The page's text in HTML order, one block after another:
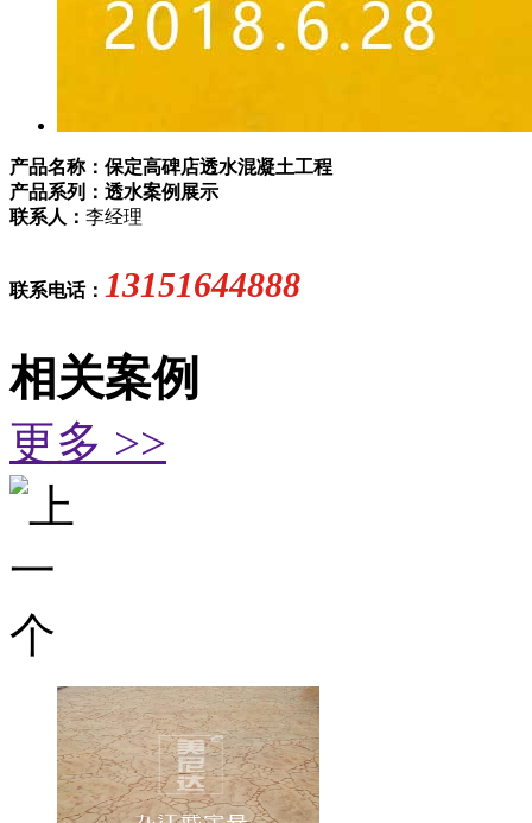
产品名称：保定高碑店透水混凝土工程
产品系列：透水案例展示
联系人： 李经理
联系电话： 13151644888
相关案例
更多 >>